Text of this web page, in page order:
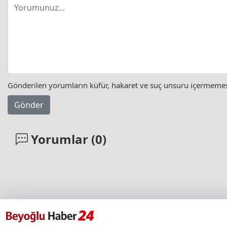
Gönderilen yorumların küfür, hakaret ve suç unsuru
Gönder
Yorumlar (0)